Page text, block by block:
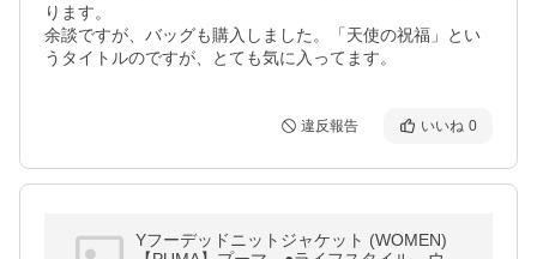
ります。
余談ですが、バッグも購入しました。「天使の祝福」とい
うタイトルのですが、とても気に入ってます。
違反報告 いいね 0
Yフーデッドニットジャケット (WOMEN)